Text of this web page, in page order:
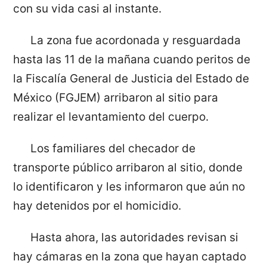
con su vida casi al instante.
La zona fue acordonada y resguardada
hasta las 11 de la mañana cuando peritos de
la Fiscalía General de Justicia del Estado de
México (FGJEM) arribaron al sitio para
realizar el levantamiento del cuerpo.
Los familiares del checador de
transporte público arribaron al sitio, donde
lo identificaron y les informaron que aún no
hay detenidos por el homicidio.
Hasta ahora, las autoridades revisan si
hay cámaras en la zona que hayan captado